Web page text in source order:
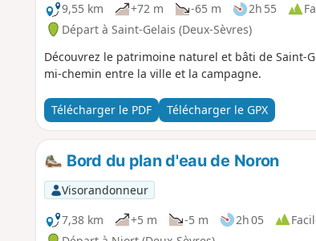
9,55 km
+72 m -65 m 2h 55
Départ à Saint-Gelais (Deux-Sèvres)
Découvrez le patrimoine naturel et bâti de Saint-
mi-chemin entre la ville et la campagne.
Télécharger le PDF Télécharger le GPX
Bord du plan d'eau de Noron
Visorandonneur
7,38 km
+5 m -5 m 2h 05